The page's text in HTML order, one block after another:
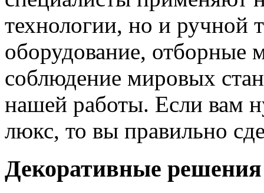
технологии, но и ручной
оборудование, отборные
соблюдение мировых
нашей работы. Если вам
люкс, то вы правильно
Декоративные решения